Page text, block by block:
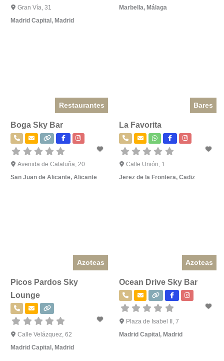
Gran Vía, 31
Madrid Capital, Madrid
Marbella,Málaga
Restaurantes
Boga Sky Bar
Avenida de Cataluña, 20
San Juan de Alicante, Alicante
Bares
La Favorita
Calle Unión, 1
Jerez de la Frontera,Cadiz
Azoteas
Picos Pardos Sky
Lounge
Calle Velázquez, 62
Madrid Capital, Madrid
Azoteas
Ocean Drive Sky Bar
Plaza de Isabel II, 7
Madrid Capital,Madrid